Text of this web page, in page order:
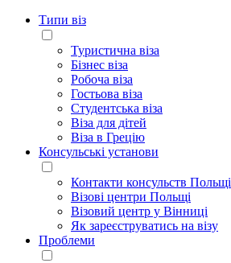
Типи віз
Туристична віза
Бізнес віза
Робоча віза
Гостьова віза
Студентська віза
Віза для дітей
Віза в Грецію
Консульські установи
Контакти консульств Польщі
Візові центри Польщі
Візовий центр у Вінниці
Як зареєструватись на візу
Проблеми